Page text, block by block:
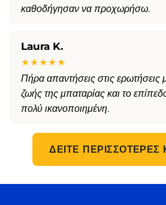
καθοδήγησαν να προχωρήσω.
Laura K.
★★★★★
Πήρα απαντήσεις στις ερωτήσεις
ζωής της μπαταρίας και το
πολύ ικανοποιημένη.
ΔΕΊΤΕ ΠΕΡΙΣΣΌΤΕΡΕΣ